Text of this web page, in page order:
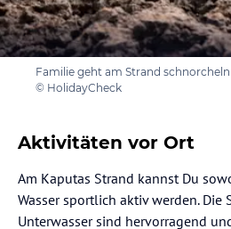
Familie geht am Strand
© HolidayCheck
Aktivitäten vor Ort
Am Kaputas Strand kannst Du
Wasser sportlich aktiv werden. Die
Unterwasser sind hervorragend